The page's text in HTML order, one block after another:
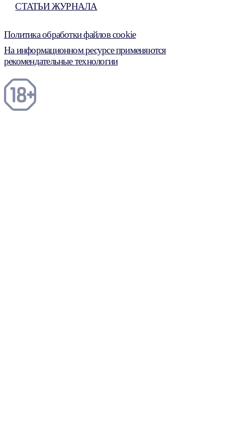
СТАТЬИ ЖУРНАЛА
Политика обработки файлов cookie
На информационном ресурсе применяются
рекомендательные технологии